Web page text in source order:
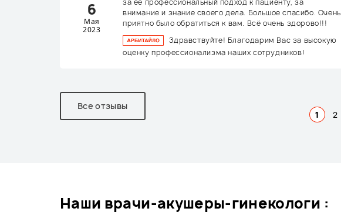
6
Мая
2023
за её профессиональный подход к пациенту, за
внимание и знание своего дела. Большое спасибо. Очень
приятно было обратиться к вам. Всё очень здорово!!!
Здравствуйте! Благодарим Вас за высокую
оценку профессионализма наших сотрудников!
Все отзывы
1 2
наши врачи-акушеры-гинекологи :